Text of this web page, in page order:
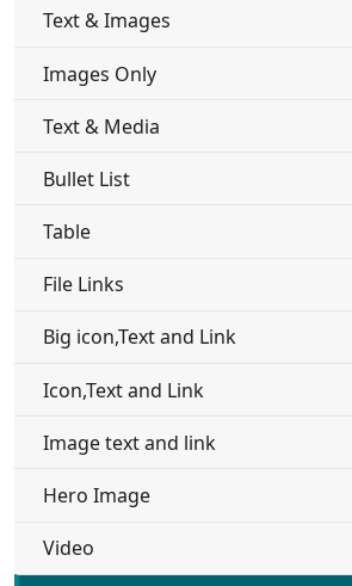
Text & Images
Images Only
Text & Media
Bullet List
Table
File Links
Big icon,Text and Link
Icon,Text and Link
Image text and link
Hero Image
Video